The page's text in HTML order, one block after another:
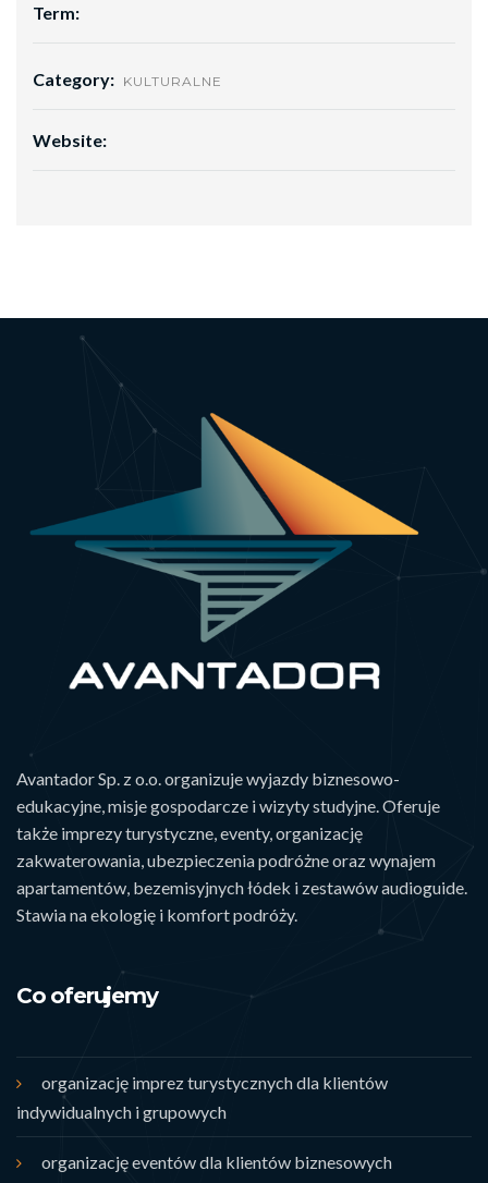
Term:
Category: KULTURALNE
Website:
Avantador Sp. z o.o. organizuje wyjazdy biznesowo-
edukacyjne, misje gospodarcze i wizyty studyjne. Oferuje
także imprezy turystyczne, eventy, organizację
zakwaterowania, ubezpieczenia podróżne oraz wynajem
apartamentów, bezemisyjnych łódek i zestawów audioguide.
Stawia na ekologię i komfort podróży.
Co oferujemy
organizację imprez turystycznych dla klientów
indywidualnych i grupowych
organizację eventów dla klientów biznesowych